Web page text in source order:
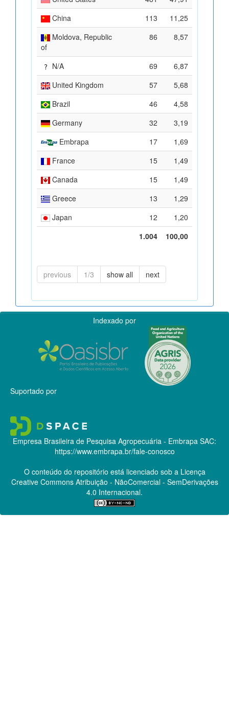
China
113
11,25
Moldova, Republic
of
86 8,57
N/A 69
6,87
United Kingdom
57
5,68
Brazil
46
4,58
Germany
32
3,19
Embrapa
17
1,69
France
15
1,49
Canada
15
1,49
Greece
13
1,29
Japan
12
1,20
1.004
100,00
previous 1/3 show all next
Indexado por
Suportado por
Empresa Brasileira de Pesquisa Agropecuária - Embrapa SAC:
https://www.embrapa.br/fale-conosco
O conteúdo do repositório está licenciado sob a Licença
Creative CommonsAtribuição - NãoComercial - SemDerivações
4.0 Internacional.